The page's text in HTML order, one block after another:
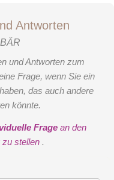
Antworten
und Antworten zum
Frage, wenn Sie ein
das auch andere
könnte.
Frage an den
zu stellen .